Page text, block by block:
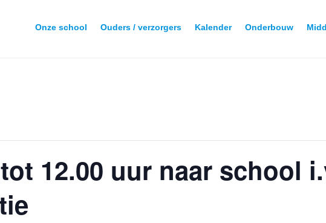
Onze school Ouders / verzorgers Kalender Onderbouw
12.00 uur naar school